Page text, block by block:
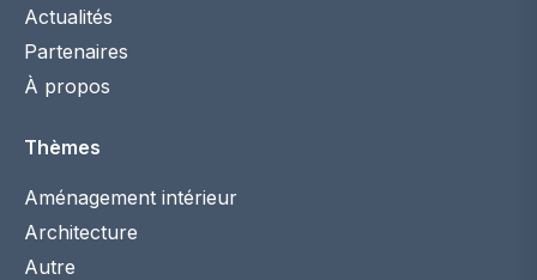
Actualités
Partenaires
À propos
Thèmes
Aménagement intérieur
Architecture
Autre